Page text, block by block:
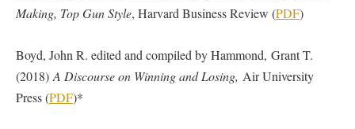
Making, Top Gun Style, Harvard Business Review (PDF)
Boyd, John R. edited and compiled by Hammond, Grant T.
(2018) A Discourse on Winning and Losing, Air University
Press (PDF)*